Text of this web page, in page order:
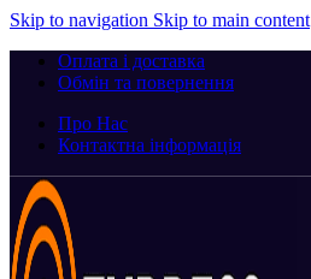
Skip to navigation Skip to main content
Оплата і доставка
Обмін та повернення
Про Нас
Контактна інформація